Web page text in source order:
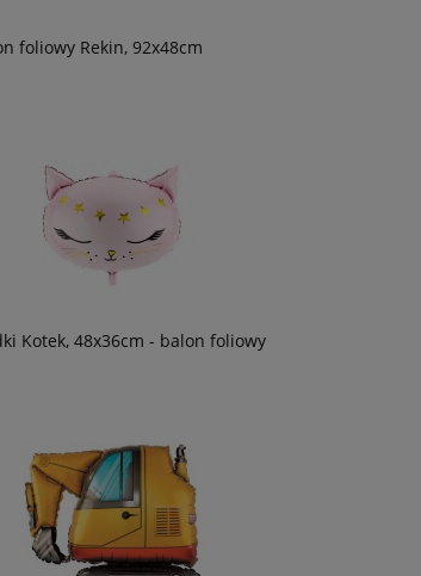
foliowy Rekin, 92x48cm
Kotek, 48x36cm - balon foliowy